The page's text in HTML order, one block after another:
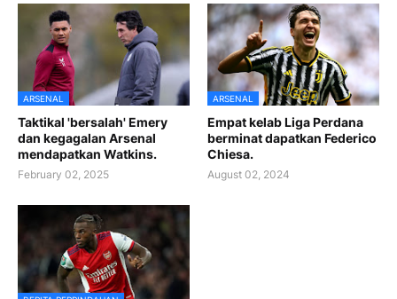
ARSENAL
Taktikal 'bersalah' Emery
dan kegagalan Arsenal
mendapatkan Watkins.
February 02, 2025
ARSENAL
Empat kelab Liga Perdana
berminat dapatkan Federico
Chiesa.
August 02, 2024